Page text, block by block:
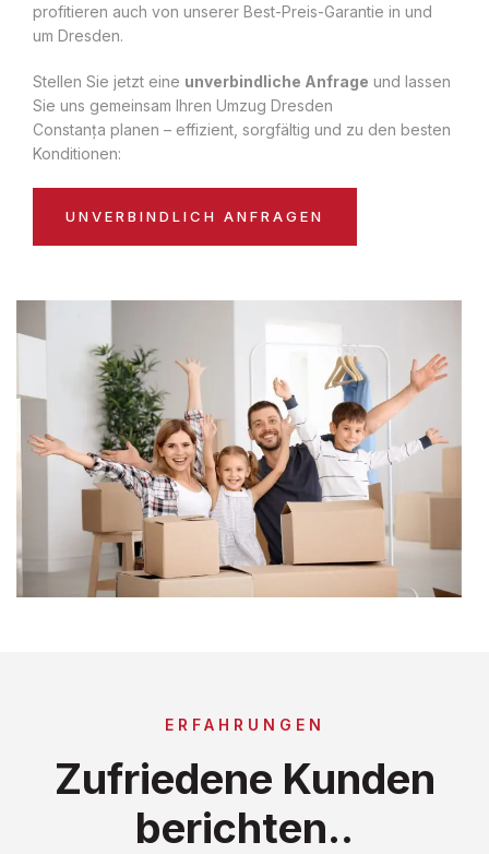
profitieren auch von unserer Best-Preis-Garantie in und
um Dresden.
Stellen Sie jetzt eine unverbindliche Anfrage und lassen
Sie uns gemeinsam Ihren Umzug Dresden
Constanța planen – effizient, sorgfältig und zu den besten
Konditionen:
UNVERBINDLICH ANFRAGEN
ERFAHRUNGEN
Zufriedene Kunden
berichten..